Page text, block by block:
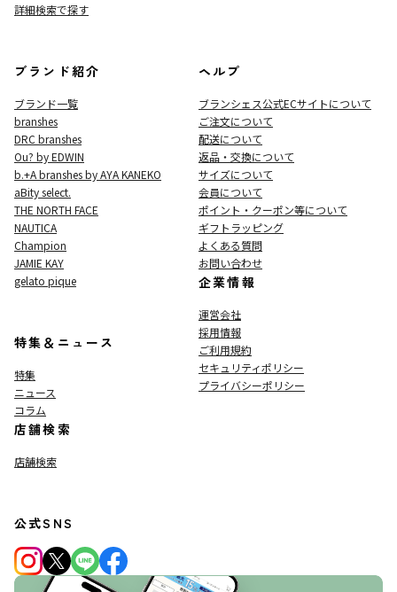
詳細検索で探す
ブランド紹介
ブランド一覧
branshes
DRC branshes
Ou? by EDWIN
b.+A branshes by AYA KANEKO
aBity select.
THE NORTH FACE
NAUTICA
Champion
JAMIE KAY
gelato pique
特集＆ニュース
特集
ニュース
コラム
店舗検索
店舗検索
ヘルプ
ブランシェス公式ECサイトについて
ご注文について
配送について
返品・交換について
サイズについて
会員について
ポイント・クーポン等について
ギフトラッピング
よくある質問
お問い合わせ
企業情報
運営会社
採用情報
ご利用規約
セキュリティポリシー
プライバシーポリシー
公式SNS